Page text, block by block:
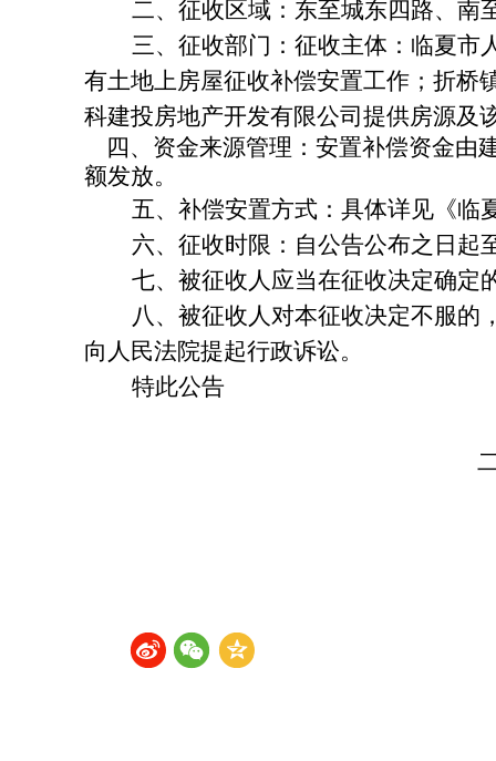
二、 征收区域： 东至城东四路、 南
三、征收部门：征收主体：临夏市
有土地上房屋征收补偿安置工作；折桥
科建投房地产开发有限公司提供房源及
四、资金来源管理：安置补偿资金由
额发放。
五、 补偿安置方式： 具体详见《临
六、 征收时限： 自公告公布之日起
七、被征收人应当在征收决定确定
八、被征收人对本征收决定不服的
向人民法院提起行政诉讼。
特此公告